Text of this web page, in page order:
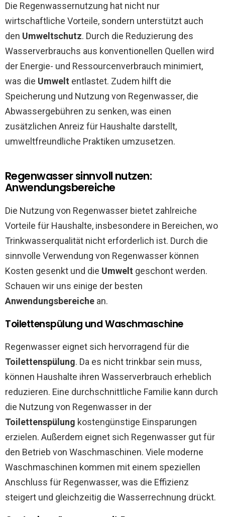
Die Regenwassernutzung hat nicht nur
wirtschaftliche Vorteile, sondern unterstützt auch
den Umweltschutz. Durch die Reduzierung des
Wasserverbrauchs aus konventionellen Quellen wird
der Energie- und Ressourcenverbrauch minimiert,
was die Umwelt entlastet. Zudem hilft die
Speicherung und Nutzung von Regenwasser, die
Abwassergebühren zu senken, was einen
zusätzlichen Anreiz für Haushalte darstellt,
umweltfreundliche Praktiken umzusetzen.
Regenwasser sinnvoll nutzen:
Anwendungsbereiche
Die Nutzung von Regenwasser bietet zahlreiche
Vorteile für Haushalte, insbesondere in Bereichen, wo
Trinkwasserqualität nicht erforderlich ist. Durch die
sinnvolle Verwendung von Regenwasser können
Kosten gesenkt und die Umwelt geschont werden.
Schauen wir uns einige der besten
Anwendungsbereiche an.
Toilettenspülung und Waschmaschine
Regenwasser eignet sich hervorragend für die
Toilettenspülung. Da es nicht trinkbar sein muss,
können Haushalte ihren Wasserverbrauch erheblich
reduzieren. Eine durchschnittliche Familie kann durch
die Nutzung von Regenwasser in der
Toilettenspülung kostengünstige Einsparungen
erzielen. Außerdem eignet sich Regenwasser gut für
den Betrieb von Waschmaschinen. Viele moderne
Waschmaschinen kommen mit einem speziellen
Anschluss für Regenwasser, was die Effizienz
steigert und gleichzeitig die Wasserrechnung drückt.